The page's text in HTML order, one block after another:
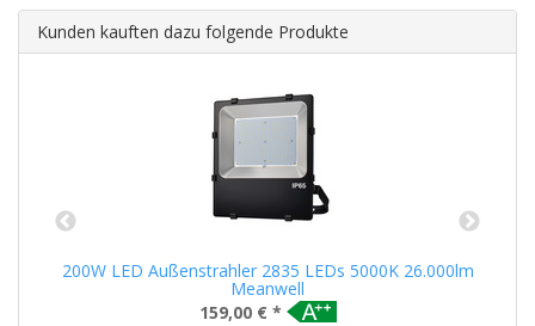
Kunden kauften dazu folgende Produkte
200W LED Außenstrahler 2835 LEDs 5000K 26.000lm
Meanwell
159,00 € *